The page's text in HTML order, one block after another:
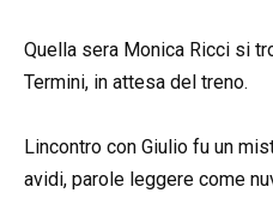
Quella sera Monica Ricci si
Termini, in attesa del treno.
Lincontro con Giulio fu un
avidi, parole leggere come